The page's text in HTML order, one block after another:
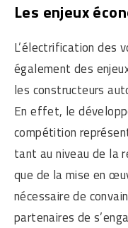
Les enjeux
L’électrification des
également des
les constructeurs
En effet, le
compétition
tant au niveau de la
que de la mise en
nécessaire de
partenaires de